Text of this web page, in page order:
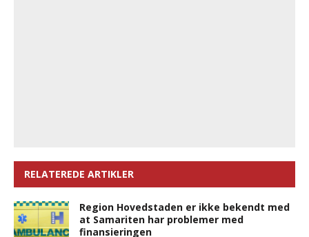
RELATEREDE ARTIKLER
Region Hovedstaden er ikke bekendt med
at Samariten har problemer med
finansieringen